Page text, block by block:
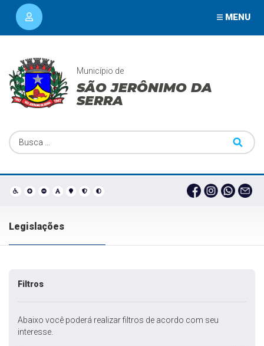
MENU
Município de
SÃO JERÔNIMO DA
SERRA
Legislações
Filtros
Abaixo você poderá realizar filtros de acordo com seu
interesse.